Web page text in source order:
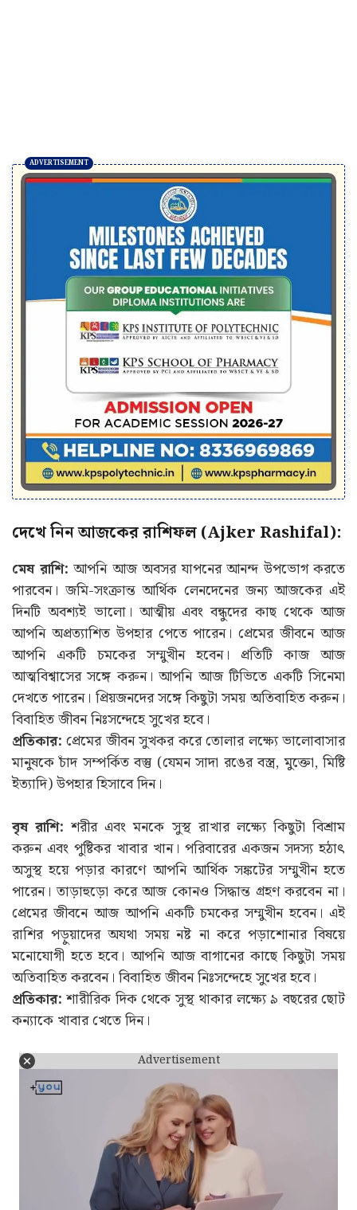
দেখে নিন আজকের রাশিফল (Ajker Rashifal):
মেষ রাশি: আপনি আজ অবসর যাপনের আনন্দ উপভোগ করতে
পারবেন। জমি-সংক্রান্ত আর্থিক লেনদেনের জন্য আজকের এই
দিনটি অবশ্যই ভালো। আত্মীয় এবং বন্ধুদের কাছ থেকে আজ
আপনি অপ্রত্যাশিত উপহার পেতে পারেন। প্রেমের জীবনে আজ
আপনি একটি চমকের সম্মুখীন হবেন। প্রতিটি কাজ আজ
আত্মবিশ্বাসের সঙ্গে করুন। আপনি আজ টিভিতে একটি সিনেমা
দেখতে পারেন। প্রিয়জনদের সঙ্গে কিছুটা সময় অতিবাহিত করুন।
বিবাহিত জীবন নিঃসন্দেহে সুখের হবে।
প্রতিকার: প্রেমের জীবন সুখকর করে তোলার লক্ষ্যে ভালোবাসার
মানুষকে চাঁদ সম্পর্কিত বস্তু (যেমন সাদা রঙের বস্ত্র, মুক্তো, মিষ্টি
ইত্যাদি) উপহার হিসাবে দিন।
বৃষ রাশি: শরীর এবং মনকে সুস্থ রাখার লক্ষ্যে কিছুটা বিশ্রাম
করুন এবং পুষ্টিকর খাবার খান। পরিবারের একজন সদস্য হঠাৎ
অসুস্থ হয়ে পড়ার কারণে আপনি আর্থিক সঙ্কটের সম্মুখীন হতে
পারেন। তাড়াহুড়ো করে আজ কোনও সিদ্ধান্ত গ্রহণ করবেন না।
প্রেমের জীবনে আজ আপনি একটি চমকের সম্মুখীন হবেন। এই
রাশির পড়ুয়াদের অযথা সময় নষ্ট না করে পড়াশোনার বিষয়ে
মনোযোগী হতে হবে। আপনি আজ বাগানের কাছে কিছুটা সময়
অতিবাহিত করবেন। বিবাহিত জীবন নিঃসন্দেহে সুখের হবে।
প্রতিকার: শারীরিক দিক থেকে সুস্থ থাকার লক্ষ্যে ৯ বছরের ছোট
কন্যাকে খাবার খেতে দিন।
Advertisement